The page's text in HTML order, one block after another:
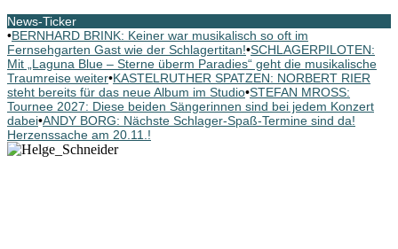
News-Ticker
•BERNHARD BRINK: Keiner war musikalisch so oft im
Fernsehgarten Gast wie der Schlagertitan!•SCHLAGERPILOTEN:
Mit „Laguna Blue – Sterne überm Paradies“ geht die musikalische
Traumreise weiter•KASTELRUTHER SPATZEN: NORBERT RIER
steht bereits für das neue Album im Studio•STEFAN MROSS:
Tournee 2027: Diese beiden Sängerinnen sind bei jedem Konzert
dabei•ANDY BORG: Nächste Schlager-Spaß-Termine sind da!
Herzenssache am 20.11.!